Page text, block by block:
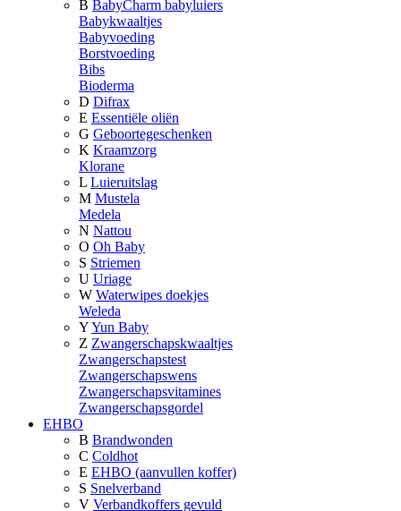
B BabyCharm babyluiers
Babykwaaltjes
Babyvoeding
Borstvoeding
Bibs
Bioderma
D Difrax
E Essentiële oliën
G Geboortegeschenken
K Kraamzorg
Klorane
L Luieruitslag
M Mustela
Medela
N Nattou
O Oh Baby
S Striemen
U Uriage
W Waterwipes doekjes
Weleda
YYun Baby
Z Zwangerschapskwaaltjes
Zwangerschapstest
Zwangerschapswens
Zwangerschapsvitamines
Zwangerschapsgordel
EHBO
B Brandwonden
C Coldhot
E EHBO (aanvullen koffer)
S Snelverband
V Verbandkoffers gevuld